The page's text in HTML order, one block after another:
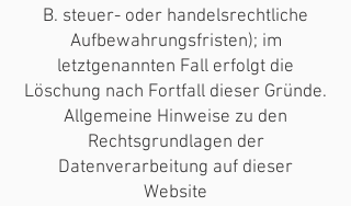
B. steuer- oder handelsrechtliche
Aufbewahrungsfristen); im
letztgenannten Fall erfolgt die
Löschung nach Fortfall dieser Gründe.
Allgemeine Hinweise zu den
Rechtsgrundlagen der
Datenverarbeitung auf dieser
Website